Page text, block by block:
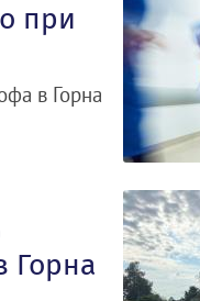
при
в Горна
Горна